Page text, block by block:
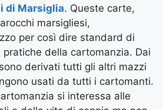
di Marsiglia. Queste carte,
marsigliesi,
per così dire standard di
della cartomanzia. Dai
derivati tutti gli altri mazzi
usati da tutti i cartomanti.
si interessa alle